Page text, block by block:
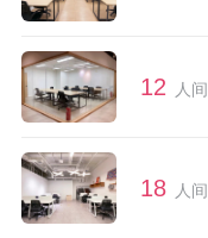
12 人间
18 人间